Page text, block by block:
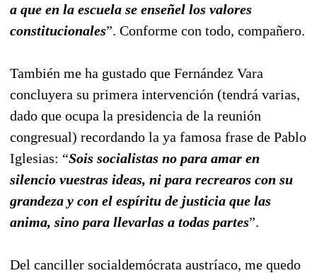
a que en la escuela se enseñel los valores
constitucionales”. Conforme con todo, compañero.
También me ha gustado que Fernández Vara
concluyera su primera intervención (tendrá varias,
dado que ocupa la presidencia de la reunión
congresual) recordando la ya famosa frase de Pablo
Iglesias: “Sois socialistas no para amar en
silencio vuestras ideas, ni para recrearos con su
grandeza y con el espíritu de justicia que las
anima, sino para llevarlas a todas partes”.
Del canciller socialdemócrata austríaco, me quedo